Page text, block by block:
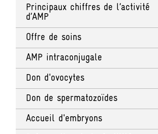
Principaux chiffres de l’activité
d’AMP
Offre de soins
AMP intraconjugale
Don d'ovocytes
Don de spermatozoïdes
Accueil d'embryons